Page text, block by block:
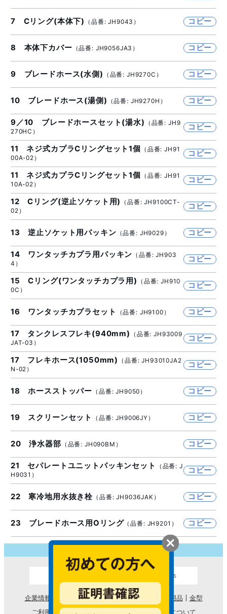
7 Cリング(本体下) （品番: JH9043） コピー
8 本体下カバー （品番: JH9056JA3） コピー
9 ブレードホース(水側) （品番: JH9270C） コピー
10 ブレードホース(湯側) （品番: JH9270H） コピー
9／10 ブレードホースセット(湯水) （品番: JH9
270HC）
コピー
11 ネジ式カプラCリングセット1個 （品番: JH91
00A-02）
コピー
11 ネジ式カプラCリングセット1個 （品番: JH91
10A-02）
コピー
12 Cリング(逆止ソケット用) （品番: JH9100CT-
02）
コピー
13 逆止ソケット用パッキン （品番: JH9029） コピー
14 ワンタッチカプラ用パッキン （品番: JH903
4）
コピー
15 Cリング(ワンタッチカプラ用) （品番: JH910
0C）
コピー
16 ワンタッチカプラセット （品番: JH9100） コピー
17 タンクレスフレキ(940mm) （品番: JH93009
JAT-03）
コピー
17 フレキホース(1050mm) （品番: JH93010JA2
N-02）
コピー
18 ホースストッパー （品番: JH9050） コピー
19 スクリーンセット （品番: JH9006JY） コピー
20 浄水器部 （品番: JH090BM） コピー
21 セパレートユニットパッキンセット
（品番: J
H9031）
コピー
22 寒冷地用水抜き栓 （品番: JH9036JAK） コピー
23 ブレードホース用Oリング（品番: JH9201） コピー
企業情報 浄水器のサイトマップ 散水用品
金型
ご利用条件
プライバシーポリシー 個人情報について